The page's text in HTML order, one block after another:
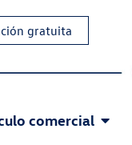
gratuita
comercial